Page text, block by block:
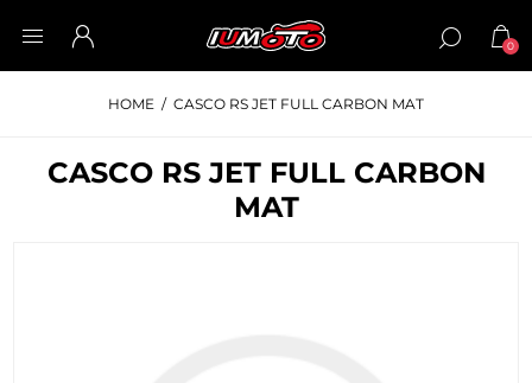
0
HOME / CASCO RS JET FULL CARBON MAT
CASCO RS JET FULL CARBON
MAT